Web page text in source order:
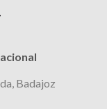
Badajoz